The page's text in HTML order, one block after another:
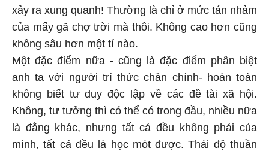
xảy ra xung quanh! Thường là chỉ ở mức tán nhảm
của mấy gã chợ trời mà thôi. Không cao hơn cũng
không sâu hơn một tí nào.
Một đặc điểm nữa - cũng là đặc điểm phân biệt
anh ta với người trí thức chân chính- hoàn toàn
không biết tư duy độc lập về các đề tài xã hội.
Không, tư tưởng thì có thể có trong đầu, nhiều nữa
là đằng khác, nhưng tất cả đều không phải của
mình, tất cả đều là học mót được. Thái độ thuần